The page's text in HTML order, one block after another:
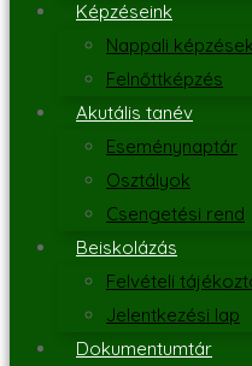
Képzéseink
Nappali képzések
Felnőttképzés
Akutális tanév
Eseménynaptár
Osztályok
Csengetési rend
Beiskolázás
Felvételi
Jelentkezési lap
Dokumentumtár